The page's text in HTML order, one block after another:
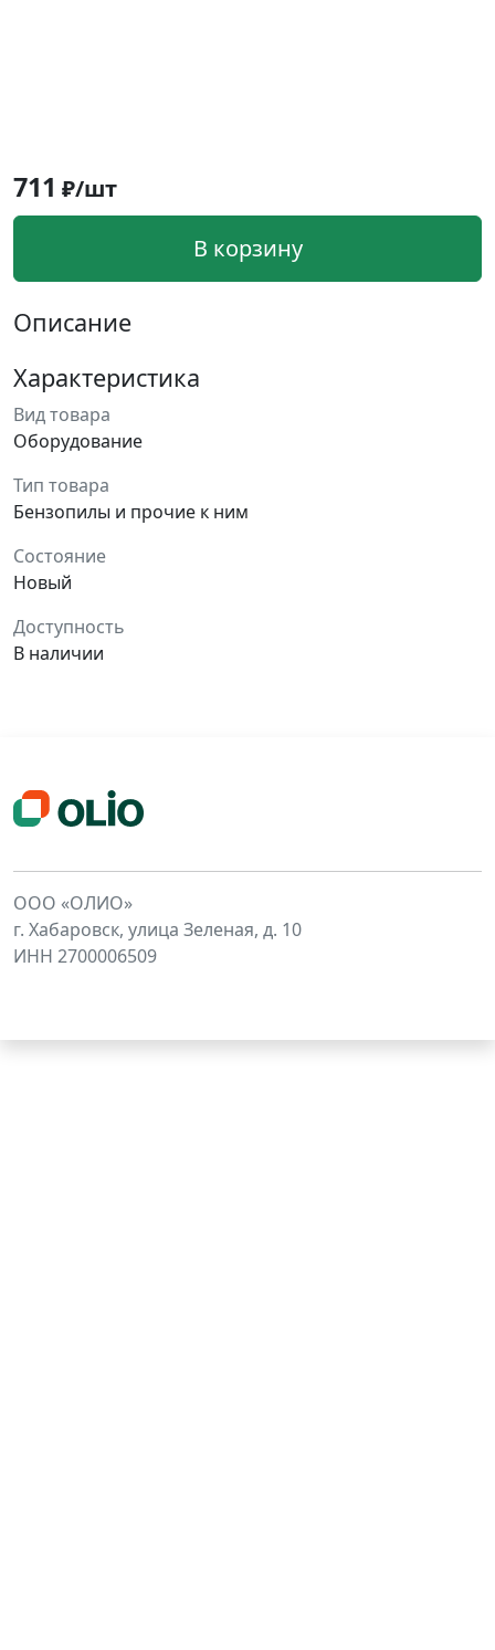
711 ₽/шт
В корзину
Описание
Характеристика
Вид товара
Оборудование
Тип товара
Бензопилы и прочие к ним
Состояние
Новый
Доступность
В наличии
ООО «ОЛИО»
г. Хабаровск, улица Зеленая, д. 10
ИНН 2700006509